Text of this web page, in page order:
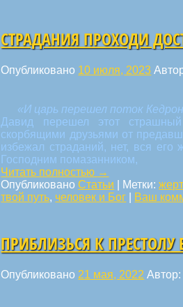
СТРАДАНИЯ ПРОХОДИ
Опубликовано 10 июля, 2023
«И царь перешел поток
Давид перешел этот
скорбящими друзьями от
избежал страданий, нет, вся
Господним помазанником,
Читать полностью →
ОпубликованоСтатьи Метки:
твой путь, человек и Бог Ваш
ПРИБЛИЗЬСЯ К
Опубликовано 21 мая, 2022